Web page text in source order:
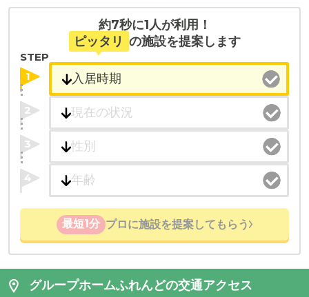
約7秒に1人が利用！
ピッタリ の施設を提案します
STEP
1
2
3
4
最短1分 プロに施設を提案してもらう
グループホームふれんどの交通アクセス